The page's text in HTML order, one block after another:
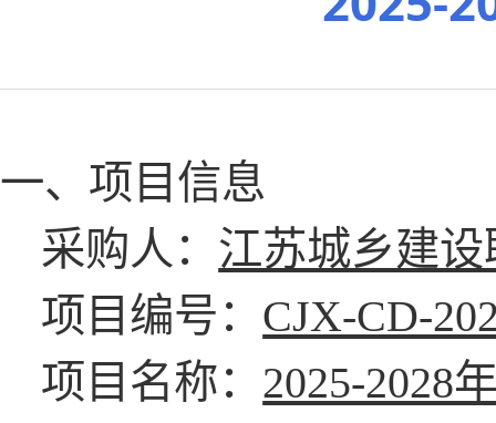
一、项目信息
采购人： 江苏城乡建
项目编号： CJX-CD-
项目名称： 2025-2028